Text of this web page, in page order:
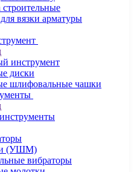
вязки арматуры
инструмент
диски
шлифовальные чашки
(УШМ)
вибраторы